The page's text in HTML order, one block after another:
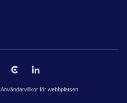
Användarvillkor för webbplatsen